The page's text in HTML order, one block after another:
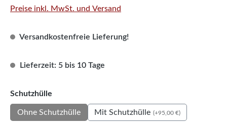
Preise inkl. MwSt. und Versand
Versandkostenfreie Lieferung!
Lieferzeit: 5 bis 10 Tage
Schutzhülle
Ohne Schutzhülle Mit Schutzhülle (+95,00 €)